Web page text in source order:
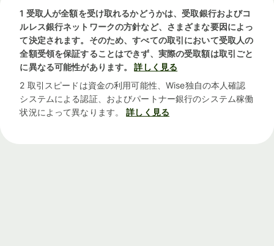
1 受取人が全額を受け取れるかどうかは、受取銀行およびコ
ルレス銀行ネットワークの方針など、さまざまな要因によっ
て決定されます。そのため、すべての取引において受取人の
全額受領を保証することはできず、実際の受取額は取引ごと
に異なる可能性があります。
詳しく見る
2 取引スピードは資金の利用可能性、Wise独自の本人確認
システムによる認証、およびパートナー銀行のシステム稼働
状況によって異なります。
詳しく見る